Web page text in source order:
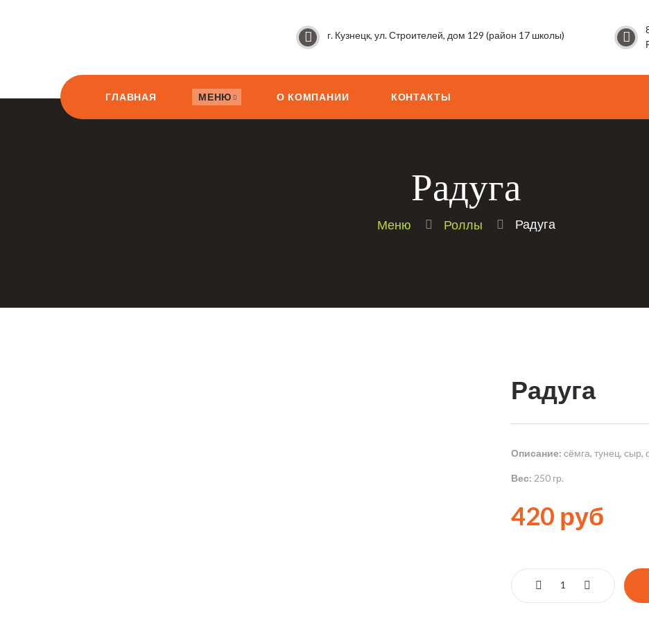
г. Кузнецк, ул. Строителей, дом 129 (район 17 школы)
ГЛАВНАЯ МЕНЮ О КОМПАНИИ КОНТАКТЫ
Радуга
Меню Роллы Радуга
Радуга
Описание: сёмга, тунец, сыр,
Вес: 250 гр.
420 руб